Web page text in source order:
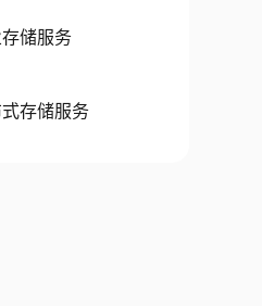
储服务
存储服务